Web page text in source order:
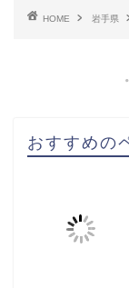
HOME 岩手県
おすすめの